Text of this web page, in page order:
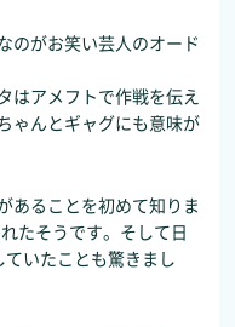
のがお笑い芸人のオード
はアメフトで作戦を伝え
ゃんとギャグにも意味が
あることを初めて知りま
たそうです。そして日
いたことも驚きまし